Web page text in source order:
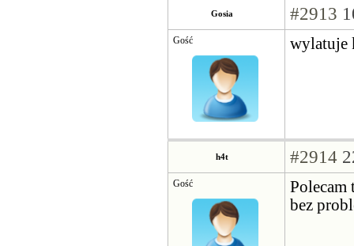
Gosia #2913
Gość wylatuje
h4t #2914
Gość
bez